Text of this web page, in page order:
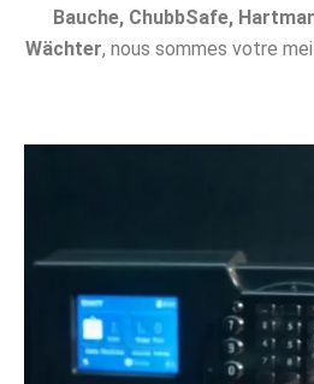
Bauche, ChubbSafe,
Wächter, nous sommes votre